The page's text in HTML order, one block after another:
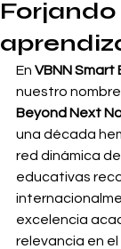
En VBNN Smart
nuestro
Beyond Next
una década
red dinámica
educativas
excelencia
relevancia en